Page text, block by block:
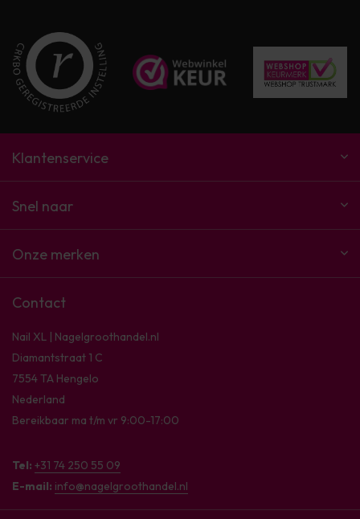
Klantenservice
Snel naar
Onze merken
Contact
Nail XL | Nagelgroothandel.nl
Diamantstraat 1 C
7554 TA Hengelo
Nederland
Bereikbaar ma t/m vr 9:00-17:00
Tel: +31 74 250 55 09
E-mail: info@nagelgroothandel.nl